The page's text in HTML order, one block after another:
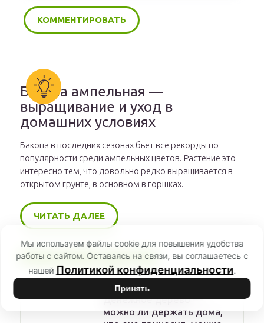
Бакопа ампельная —
выращивание и уход в
домашних условиях
Бакопа в последних сезонах бьет все рекорды по
популярности среди ампельных цветов. Растение это
интересно тем, что довольно редко выращивается в
открытом грунте, в основном в горшках.
ЧИТАТЬ ДАЛЕЕ
РЕКОМЕНДУЕМ
Денежное дерево —
можно ли держать дома,
Мы используем файлы cookie для повышения удобства
работы с сайтом. Оставаясь на связи, вы соглашаетесь с
нашей Политикой конфиденциальности.
Принять